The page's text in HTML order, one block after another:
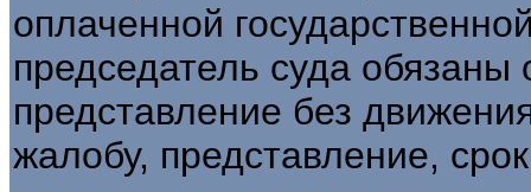
оплаченной
председатель суда обязаны
представление без
жалобу, представление,